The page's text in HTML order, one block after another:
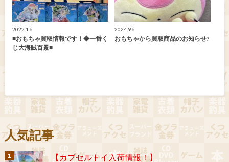
2022.1.6
■おもちゃ買取情報です！◆一番く
じ大海賊百景■
2024.9.6
おもちゃから買取商品のお知らせ?
人気記事
【カプセルトイ入荷情報！】